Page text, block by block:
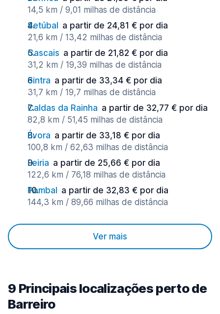
14,5 km / 9,01 milhas de distância
Setúbal
a partir de 24,81 € por dia
21,6 km / 13,42 milhas de distância
Cascais a partir de 21,82 € por dia
31,2 km / 19,39 milhas de distância
Sintra a partir de 33,34 € por dia
31,7 km / 19,7 milhas de distância
Caldas da Rainha a partir de 32,77 € por dia
82,8 km / 51,45 milhas de distância
Évora a partir de 33,18 € por dia
100,8 km / 62,63 milhas de distância
Leiria a partir de 25,66 € por dia
122,6 km / 76,18 milhas de distância
Pombal
a partir de 32,83 € por dia
144,3 km / 89,66 milhas de distância
Ver mais
9 Principais localizações perto de
Barreiro